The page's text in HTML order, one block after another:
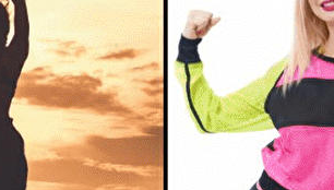
d'accueil